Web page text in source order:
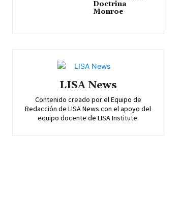
Doctrina
Monroe
LISA News
Contenido creado por el Equipo de
Redacción de LISA News con el apoyo del
equipo docente de LISA Institute.